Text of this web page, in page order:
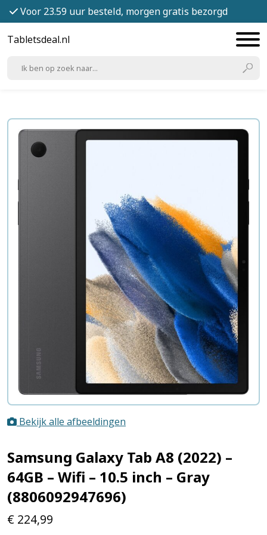
Voor 23.59 uur besteld, morgen gratis bezorgd
Tabletsdeal.nl
Bekijk alle afbeeldingen
Samsung Galaxy Tab A8 (2022) –
64GB – Wifi – 10.5 inch – Gray
(8806092947696)
€ 224,99